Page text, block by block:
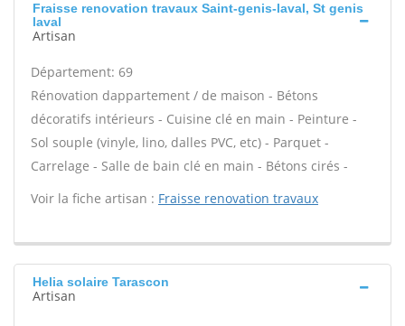
Fraisse renovation travaux Saint-genis-laval, St genis
laval
Artisan
Département: 69
Rénovation dappartement / de maison - Bétons
décoratifs intérieurs - Cuisine clé en main - Peinture -
Sol souple (vinyle, lino, dalles PVC, etc) - Parquet -
Carrelage - Salle de bain clé en main - Bétons cirés -
Voir la fiche artisan : Fraisse renovation travaux
Helia solaire Tarascon
Artisan